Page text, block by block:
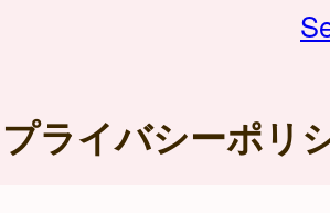
プライバシーポリ